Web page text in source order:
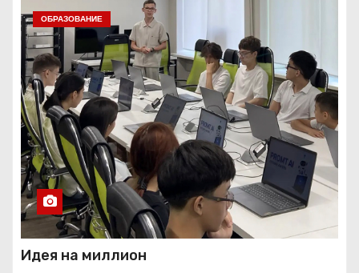
ОБРАЗОВАНИЕ
Идея на миллион